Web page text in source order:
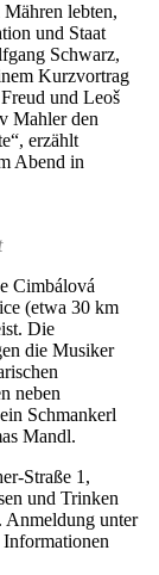
lebten,
und Staat
Schwarz,
Kurzvortrag
und Leoš
Mahler den
erzählt
Abend in
Cimbálová
(etwa 30 km
Die
die Musiker
neben
Schmankerl
Mandl.
Straße 1,
und Trinken
Anmeldung unter
Informationen